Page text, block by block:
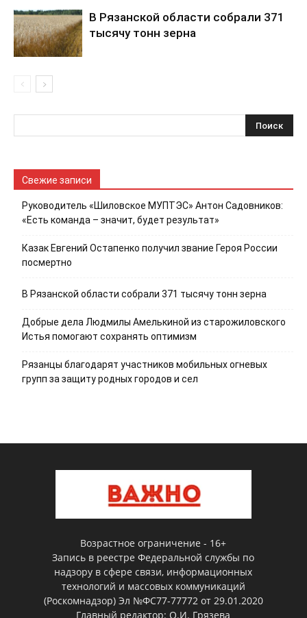
В Рязанской области собрали 371
тысячу тонн зерна
Свежие записи
Руководитель «Шиловское МУПТЭС» Антон Садовников:
«Есть команда – значит, будет результат»
Казак Евгений Остапенко получил звание Героя России
посмертно
В Рязанской области собрали 371 тысячу тонн зерна
Добрые дела Людмилы Амелькиной из старожиловского
Истья помогают сохранять оптимизм
Рязанцы благодарят участников мобильных огневых
групп за защиту родных городов и сел
Возрастное ограничение - 16+
Запись в реестре Федеральной службы по
надзору в сфере связи, информационных
технологий и массовых коммуникаций
(Роскомнадзор) Эл №ФС77-77772 от 29.01.2020
Главный редактор: О.И. Грязева